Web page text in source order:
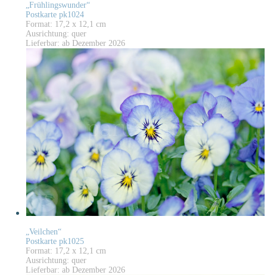
„Frühlingswunder“
Postkarte pk1024
Format: 17,2 x 12,1 cm
Ausrichtung: quer
Lieferbar: ab Dezember 2026
„Veilchen“
Postkarte pk1025
Format: 17,2 x 12,1 cm
Ausrichtung: quer
Lieferbar: ab Dezember 2026